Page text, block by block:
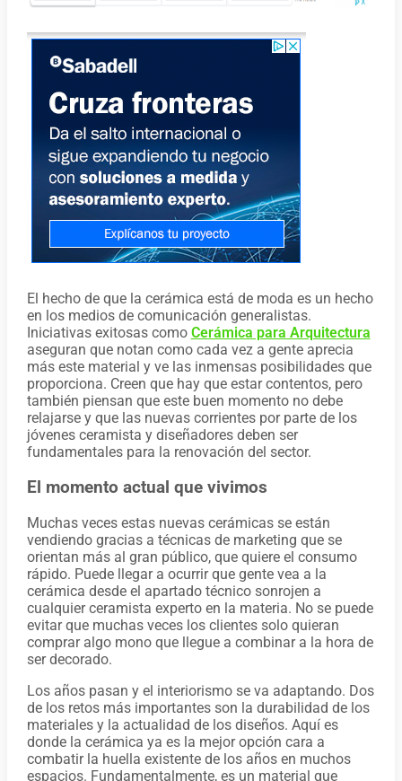
El hecho de que la cerámica está de moda es un hecho
en los medios de comunicación generalistas.
Iniciativas exitosas como Cerámica para Arquitectura
aseguran que notan como cada vez a gente aprecia
más este material y ve las inmensas posibilidades que
proporciona. Creen que hay que estar contentos, pero
también piensan que este buen momento no debe
relajarse y que las nuevas corrientes por parte de los
jóvenes ceramista y diseñadores deben ser
fundamentales para la renovación del sector.
El momento actual que vivimos
Muchas veces estas nuevas cerámicas se están
vendiendo gracias a técnicas de marketing que se
orientan más al gran público, que quiere el consumo
rápido. Puede llegar a ocurrir que gente vea a la
cerámica desde el apartado técnico sonrojen a
cualquier ceramista experto en la materia. No se puede
evitar que muchas veces los clientes solo quieran
comprar algo mono que llegue a combinar a la hora de
ser decorado.
Los años pasan y el interiorismo se va adaptando. Dos
de los retos más importantes son la durabilidad de los
materiales y la actualidad de los diseños. Aquí es
donde la cerámica ya es la mejor opción cara a
combatir la huella existente de los años en muchos
espacios. Fundamentalmente, es un material que